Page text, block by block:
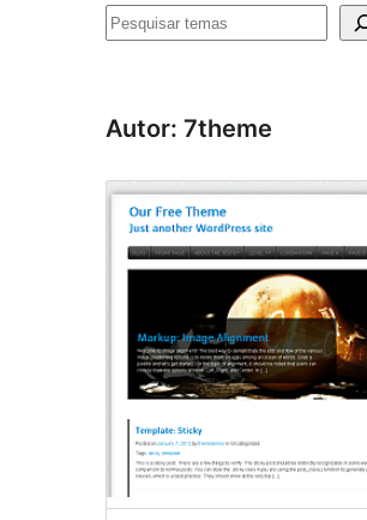
Pesquisar
Autor: 7theme